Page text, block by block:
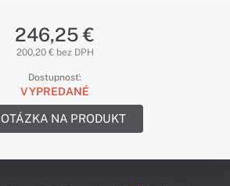
246,25 €
200,20 € bez DPH
Dostupnosť:
VYPREDANÉ
OTÁZKA NA PRODUKT